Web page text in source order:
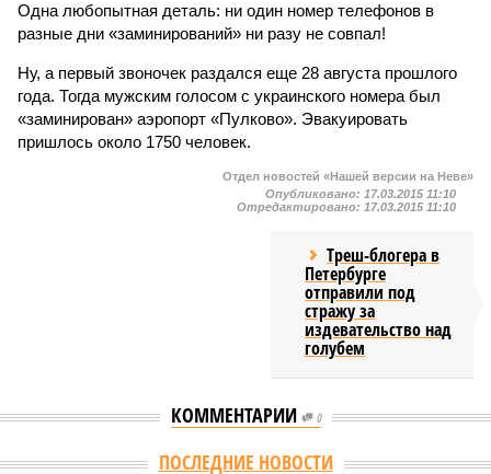
Одна любопытная деталь: ни один номер телефонов в
разные дни «заминирований» ни разу не совпал!
Ну, а первый звоночек раздался еще 28 августа прошлого
года. Тогда мужским голосом с украинского номера был
«заминирован» аэропорт «Пулково». Эвакуировать
пришлось около 1750 человек.
Отдел новостей «Нашей версии на Неве»
Опубликовано: 17.03.2015 11:10
Отредактировано: 17.03.2015 11:10
Треш-блогера в
Петербурге
отправили под
стражу за
издевательство над
голубем
КОММЕНТАРИИ 0
Версия //Власть //Названы главные мифы на тему летнего отключения